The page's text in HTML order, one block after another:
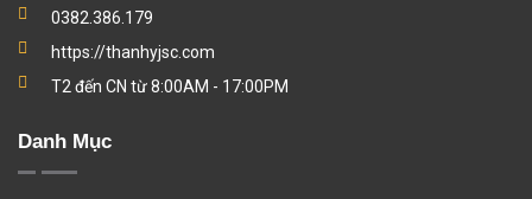
0382.386.179
https://thanhyjsc.com
T2 đến CN từ 8:00AM - 17:00PM
Danh Mục